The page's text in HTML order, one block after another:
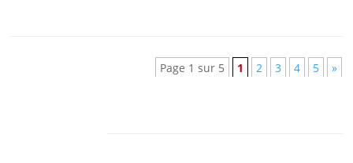
Page 1 sur 5 1 2 3 4 5 »